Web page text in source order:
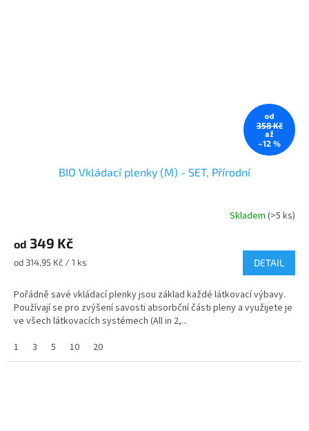
od
358 Kč
až
–12 %
BIO Vkládací plenky (M) - SET, Přírodní
produktu
5,0
5
hvězdiček.
Skladem(>5 ks)
od 349 Kč
Měrná
od 314,95 Kč / 1 ks DETAIL
Pořádně savé vkládací plenky jsou základ každé látkovací výbavy.
Používají se pro zvýšení savosti absorbční části pleny a využijete je
ve všech látkovacích systémech (All in 2,...
1
3 5 10 20